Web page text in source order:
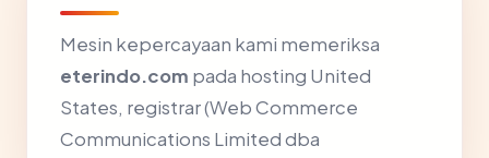
Mesin kepercayaan kami memeriksa
eterindo.com pada hosting United
States, registrar (Web Commerce
Communications Limited dba